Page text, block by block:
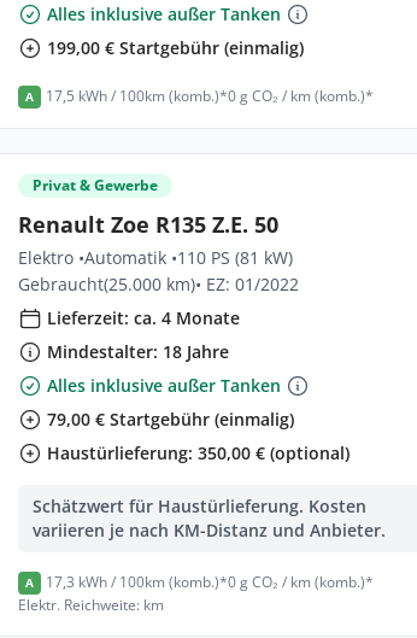
Alles inklusive außer Tanken
199,00 € Startgebühr (einmalig)
A 17,5 kWh / 100km (komb.)*0 g CO₂ / km (komb.)*
Privat & Gewerbe
Renault Zoe R135 Z.E. 50
Elektro •Automatik •110 PS (81 kW)
Gebraucht(25.000 km)• EZ: 01/2022
Lieferzeit: ca. 4 Monate
Mindestalter: 18 Jahre
Alles inklusive außer Tanken
79,00 € Startgebühr (einmalig)
Haustürlieferung: 350,00 € (optional)
Schätzwert für Haustürlieferung. Kosten
variieren je nach KM-Distanz und Anbieter.
A 17,3 kWh / 100km (komb.)*0 g CO₂ / km (komb.)*
Elektr. Reichweite: km